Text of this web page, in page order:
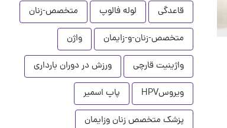
قاعدگی
لوله فالوپ
متخصص-زنان
متخصص-زنان-و-زایمان
واژن
واژینیت قارچی
ورزش در دوران بارداری
ویروسHPV
پاپ اسمیر
پزشک متخصص زنان وزایمان